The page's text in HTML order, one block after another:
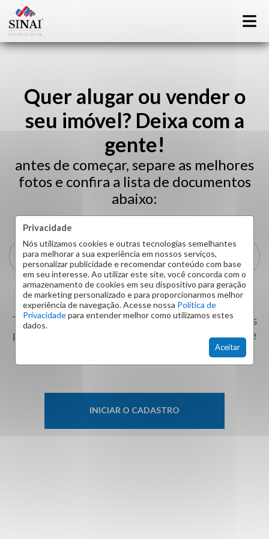
Privacidade
Nós utilizamos cookies e outras tecnologias semelhantes
para melhorar a sua experiência em nossos serviços,
personalizar publicidade e recomendar conteúdo com base
em seu interesse. Ao utilizar este site, você concorda com o
armazenamento de cookies em seu dispositivo para geração
de marketing personalizado e para proporcionarmos melhor
experiência de navegação. Acesse nossa Política de
Privacidadepara entender melhor como utilizamos estes
dados.
Aceitar
Quer alugar ou vender o
seu imóvel? Deixa com a
gente!
antes de começar, separe as melhores
fotos e confira a lista de documentos
abaixo:
DOCUMENTOS NECESSÁRIOS
Todas as informações enviadas serão analisadas
por nossa equipe em até 24 horas úteis antes de
INICIAR O CADASTRO